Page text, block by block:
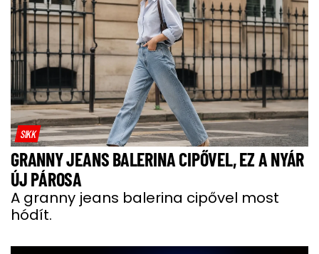
SIKK
GRANNY JEANS BALERINA CIPŐVEL, EZ A NYÁR
ÚJ PÁROSA
A granny jeans balerina cipővel most
hódít.